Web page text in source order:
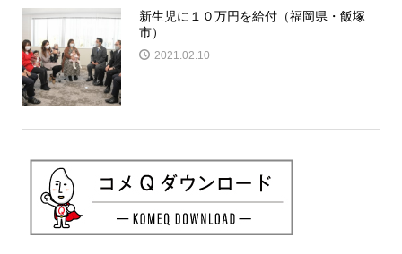
新生児に１０万円を給付（福岡県・飯塚
市）
2021.02.10